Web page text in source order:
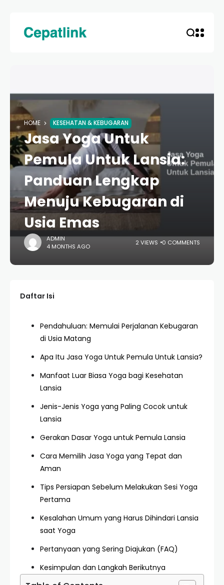
HOME KESEHATAN & KEBUGARAN
Jasa Yoga Untuk
Pemula Untuk Lansia:
Panduan Lengkap
Menuju Kebugaran di
Usia Emas
ADMIN
4 MONTHS AGO
2 VIEWS 0 COMMENTS
Daftar Isi
Pendahuluan: Memulai Perjalanan Kebugaran
di Usia Matang
Apa Itu Jasa Yoga Untuk Pemula Untuk Lansia?
Manfaat Luar Biasa Yoga bagi Kesehatan
Lansia
Jenis-Jenis Yoga yang Paling Cocok untuk
Lansia
Gerakan Dasar Yoga untuk Pemula Lansia
Cara Memilih Jasa Yoga yang Tepat dan
Aman
Tips Persiapan Sebelum Melakukan Sesi Yoga
Pertama
Kesalahan Umum yang Harus Dihindari Lansia
saat Yoga
Pertanyaan yang Sering Diajukan (FAQ)
Kesimpulan dan Langkah Berikutnya